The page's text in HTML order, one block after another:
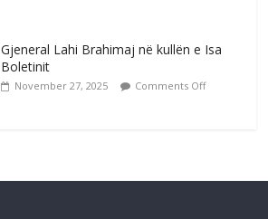
Gjeneral Lahi Brahimaj në kullën e Isa
Boletinit
November 27, 2025 Comments Off